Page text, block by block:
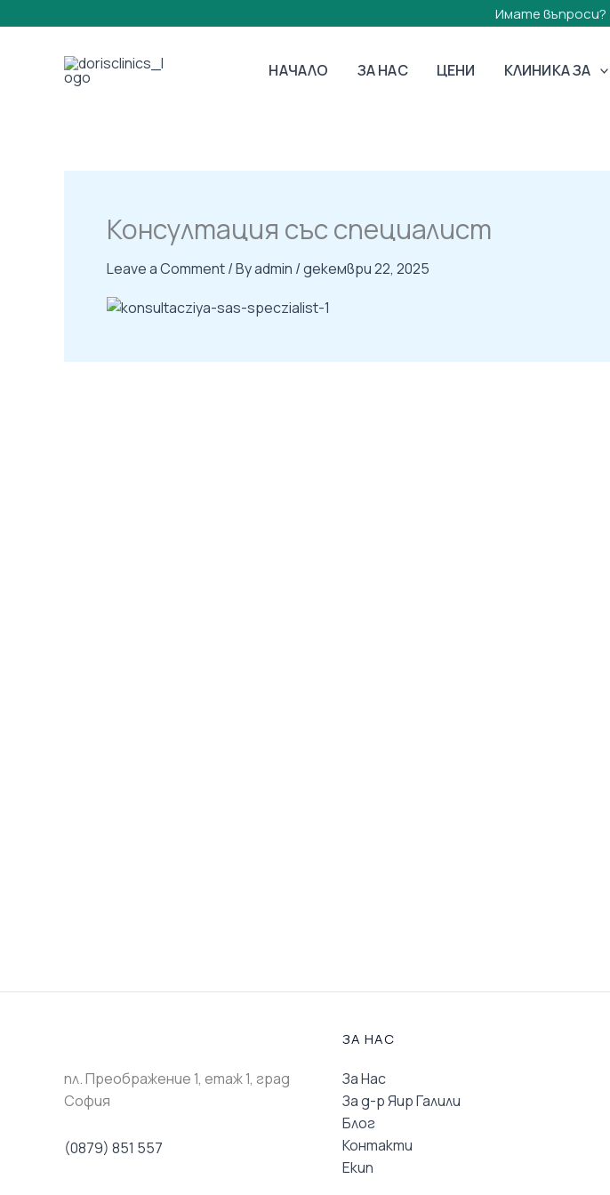
to
Имате въпроси?
НАЧАЛО ЗА НАС ЦЕНИ КЛИНИКА ЗА
Консултация със специалист
Leave a Comment/ Byadmin /декември 22, 2025
пл. Преображение 1, eтаж 1, град
София
(0879) 851 557
ЗА НАС
За Нас
За д-р Яир Галили
Блог
Контакти
Екип